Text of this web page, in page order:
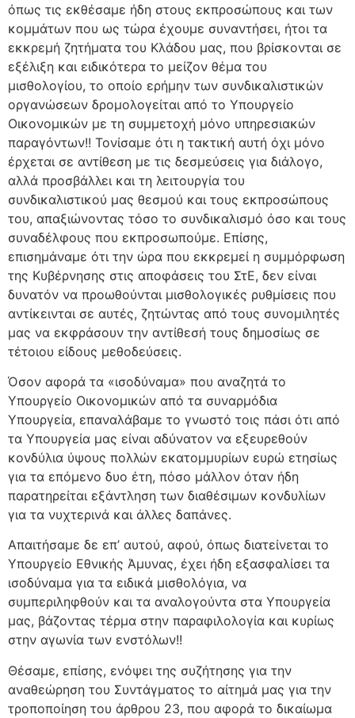
όπως τις εκθέσαμε ήδη στους εκπροσώπους και των
κομμάτων που ως τώρα έχουμε συναντήσει, ήτοι τα
εκκρεμή ζητήματα του Κλάδου μας, που βρίσκονται σε
εξέλιξη και ειδικότερα το μείζον θέμα του
μισθολογίου, το οποίο ερήμην των συνδικαλιστικών
οργανώσεων δρομολογείται από το Υπουργείο
Οικονομικών με τη συμμετοχή μόνο υπηρεσιακών
παραγόντων!! Τονίσαμε ότι η τακτική αυτή όχι μόνο
έρχεται σε αντίθεση με τις δεσμεύσεις για διάλογο,
αλλά προσβάλλει και τη λειτουργία του
συνδικαλιστικού μας θεσμού και τους εκπροσώπους
του, απαξιώνοντας τόσο το συνδικαλισμό όσο και τους
συναδέλφους που εκπροσωπούμε. Επίσης,
επισημάναμε ότι την ώρα που εκκρεμεί η συμμόρφωση
της Κυβέρνησης στις αποφάσεις του ΣτΕ, δεν είναι
δυνατόν να προωθούνται μισθολογικές ρυθμίσεις που
αντίκεινται σε αυτές, ζητώντας από τους συνομιλητές
μας να εκφράσουν την αντίθεσή τους δημοσίως σε
τέτοιου είδους μεθοδεύσεις.
Όσον αφορά τα «ισοδύναμα» που αναζητά το
Υπουργείο Οικονομικών από τα συναρμόδια
Υπουργεία, επαναλάβαμε το γνωστό τοις πάσι ότι από
τα Υπουργεία μας είναι αδύνατον να εξευρεθούν
κονδύλια ύψους πολλών εκατομμυρίων ευρώ ετησίως
για τα επόμενο δυο έτη, πόσο μάλλον όταν ήδη
παρατηρείται εξάντληση των διαθέσιμων κονδυλίων
για τα νυχτερινά και άλλες δαπάνες.
Απαιτήσαμε δε επ’ αυτού, αφού, όπως διατείνεται το
Υπουργείο Εθνικής Άμυνας, έχει ήδη εξασφαλίσει τα
ισοδύναμα για τα ειδικά μισθολόγια, να
συμπεριληφθούν και τα αναλογούντα στα Υπουργεία
μας, βάζοντας τέρμα στην παραφιλολογία και κυρίως
στην αγωνία των ενστόλων!!
Θέσαμε, επίσης, ενόψει της συζήτησης για την
αναθεώρηση του Συντάγματος το αίτημά μας για την
τροποποίηση του άρθρου 23, που αφορά το δικαίωμα